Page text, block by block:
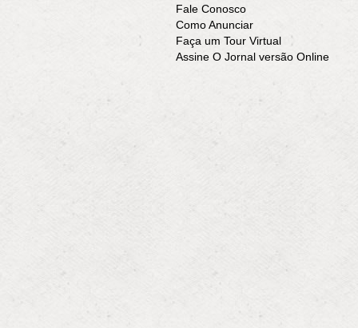
Fale Conosco
Como Anunciar
Faça um Tour Virtual
Assine O Jornal versão Online